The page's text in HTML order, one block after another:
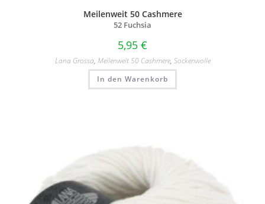
Meilenweit 50 Cashmere
52 Fuchsia
5,95 €
Lana Grossa, Meilenweit 50 Cashmere, Sockenwolle
In den Warenkorb